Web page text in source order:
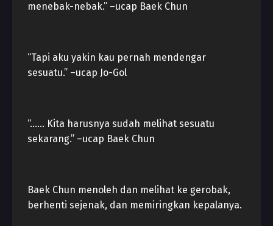
menebak-nebak.” –ucap Baek Chun
“Tapi aku yakin kau pernah mendengar
sesuatu.” –ucap Jo-Gol
“…… Kita harusnya sudah melihat sesuatu
sekarang.” –ucap Baek Chun
Baek Chun menoleh dan melihat ke gerobak,
berhenti sejenak, dan memiringkan kepalanya.